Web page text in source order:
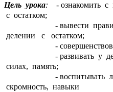
Цель урока: - ознакомить с
с остатком;
- вывести правило
делении с остатком;
- совершенствовать
- развивать у детей
силах, память;
- воспитывать
скромность, навыки